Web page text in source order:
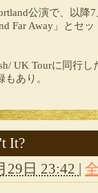
公演で、以降
Far Away」とセ
UK Tourに同行し
あり。
It?
29日 23:42